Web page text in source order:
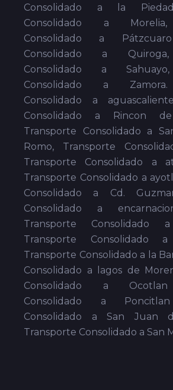
Consolidado a la
Consolidado a Morelia,
Consolidado a
Consolidado a
Consolidado a
Consolidado a
Consolidado a
Consolidado a Rincon
Transporte Consolidado a
Romo, Transporte
Transporte Consolidado a
Transporte Consolidado a
Consolidado a Cd.
Consolidado a
Transporte Consolidado a
Transporte Consolidado a
Transporte Consolidado a la
Consolidado a lagos de
Consolidado a Ocotlan
Consolidado a
Consolidado a San Juan
Transporte Consolidado a San